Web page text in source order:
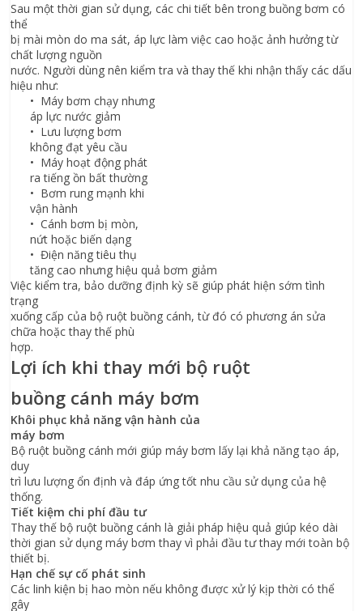
Sau một thời gian sử dụng, các chi tiết bên trong buồng bơm có
thể
bị mài mòn do ma sát, áp lực làm việc cao hoặc ảnh hưởng từ
chất lượng nguồn
nước. Người dùng nên kiểm tra và thay thế khi nhận thấy các dấu
hiệu như:
• Máy bơm chạy nhưng
áp lực nước giảm
• Lưu lượng bơm
không đạt yêu cầu
• Máy hoạt động phát
ra tiếng ồn bất thường
• Bơm rung mạnh khi
vận hành
• Cánh bơm bị mòn,
nứt hoặc biến dạng
• Điện năng tiêu thụ
tăng cao nhưng hiệu quả bơm giảm
Việc kiểm tra, bảo dưỡng định kỳ sẽ giúp phát hiện sớm tình
trạng
xuống cấp của bộ ruột buồng cánh, từ đó có phương án sửa
chữa hoặc thay thế phù
hợp.
Lợi ích khi thay mới bộ ruột
buồng cánh máy bơm
Khôi phục khả năng vận hành của
máy bơm
Bộ ruột buồng cánh mới giúp máy bơm lấy lại khả năng tạo áp,
duy
trì lưu lượng ổn định và đáp ứng tốt nhu cầu sử dụng của hệ
thống.
Tiết kiệm chi phí đầu tư
Thay thế bộ ruột buồng cánh là giải pháp hiệu quả giúp kéo dài
thời gian sử dụng máy bơm thay vì phải đầu tư thay mới toàn bộ
thiết bị.
Hạn chế sự cố phát sinh
Các linh kiện bị hao mòn nếu không được xử lý kịp thời có thể
gây